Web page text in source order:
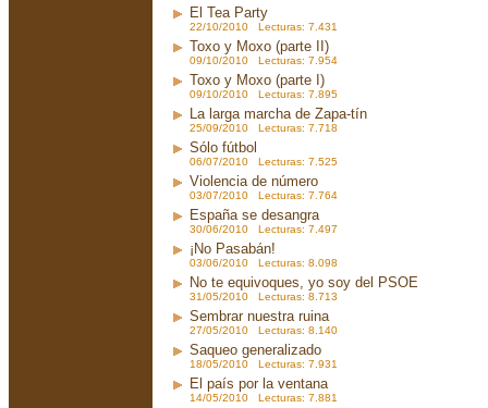
El Tea Party
22/10/2010 Lecturas: 7.431
Toxo y Moxo (parte II)
09/10/2010 Lecturas: 7.954
Toxo y Moxo (parte I)
09/10/2010 Lecturas: 7.895
La larga marcha de Zapa-tín
25/09/2010 Lecturas: 7.718
Sólo fútbol
06/07/2010 Lecturas: 7.525
Violencia de número
03/07/2010 Lecturas: 7.764
España se desangra
30/06/2010 Lecturas: 7.497
¡No Pasabán!
03/06/2010 Lecturas: 8.098
No te equivoques, yo soy del PSOE
31/05/2010 Lecturas: 8.713
Sembrar nuestra ruina
27/05/2010 Lecturas: 8.140
Saqueo generalizado
18/05/2010 Lecturas: 7.931
El país por la ventana
14/05/2010 Lecturas: 7.881